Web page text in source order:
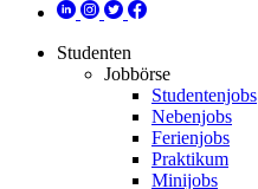
Studenten
Jobbörse
Studentenjobs
Nebenjobs
Ferienjobs
Praktikum
Minijobs